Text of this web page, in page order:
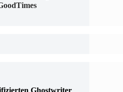
Ghostwriter